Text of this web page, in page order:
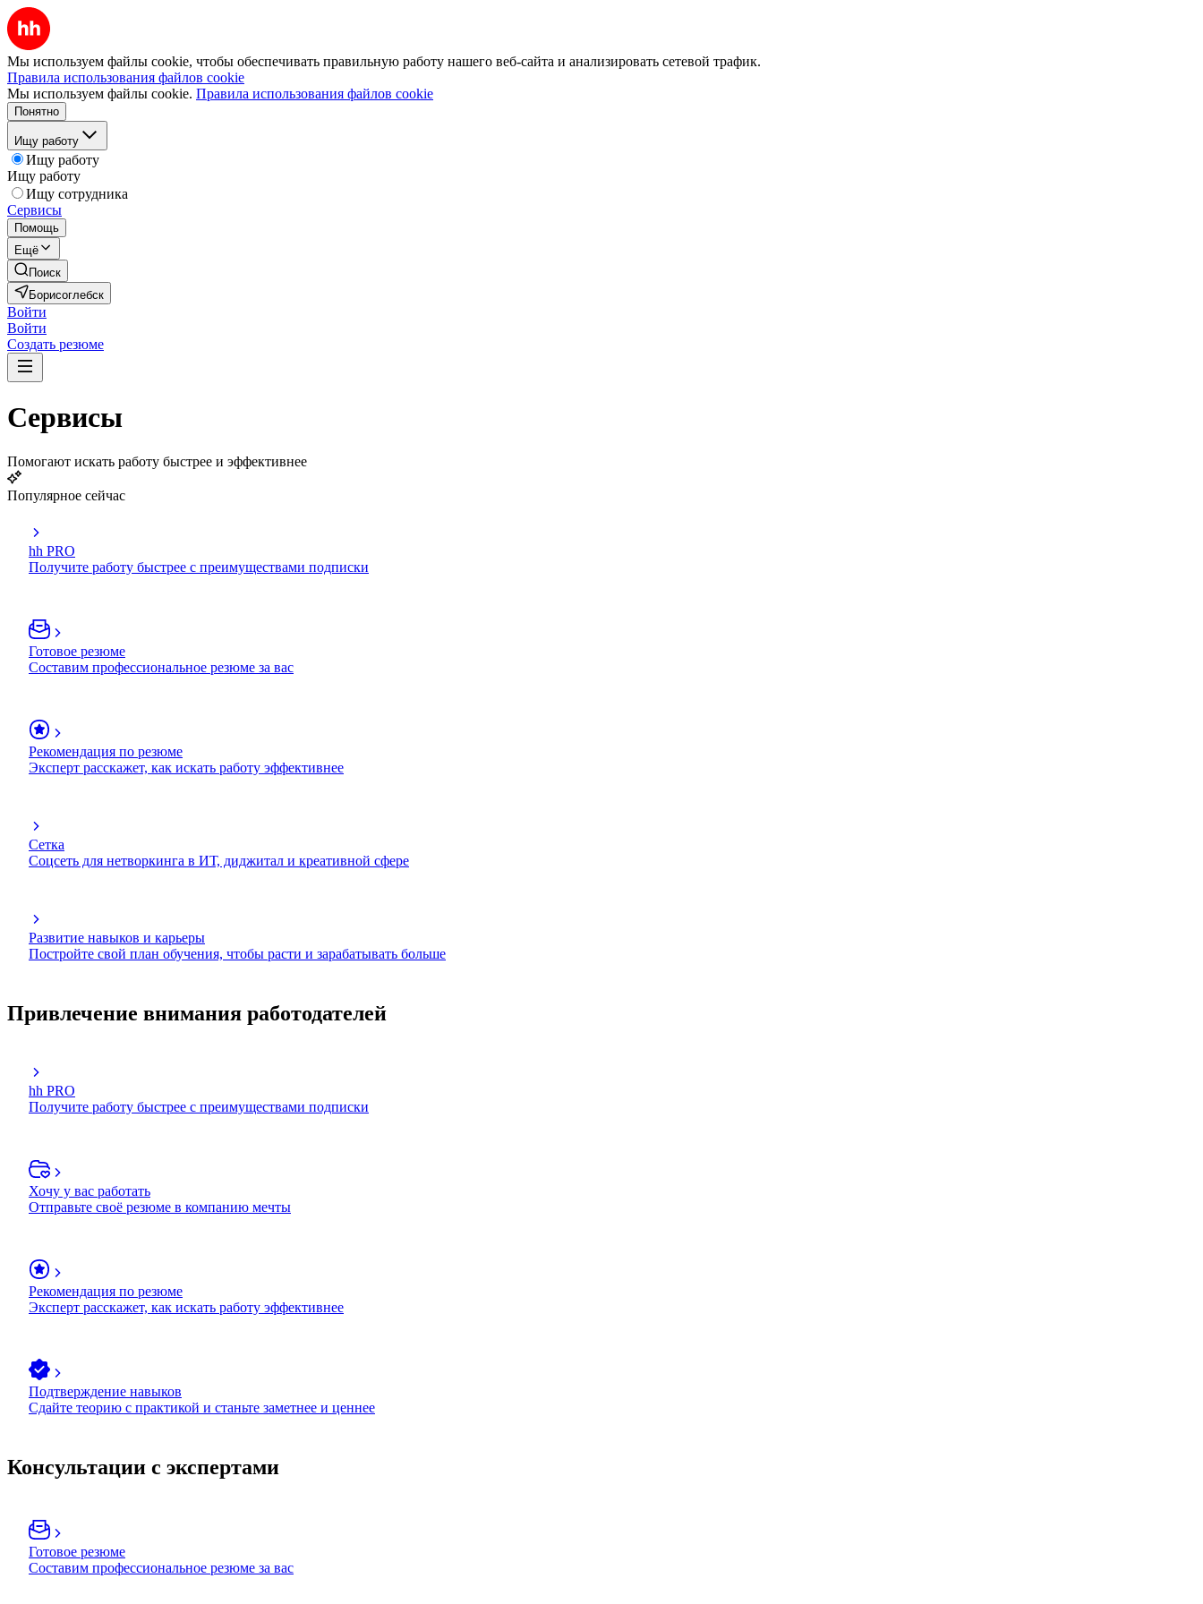
Мы используем файлы cookie, чтобы обеспечивать правильную работу нашего веб-сайта и анализировать сетевой трафик.
Правила использования файлов cookie
Мы используем файлы cookie. Правила использования файлов cookie
Понятно
Ищу работу
Ищу работу
Ищу работу
Ищу сотрудника
Сервисы
Помощь
Ещё
Поиск
Борисоглебск
Войти
Войти
Создать резюме
Сервисы
Помогают искать работу быстрее и эффективнее
Популярное сейчас
hh PRO
Получите работу быстрее с преимуществами подписки
Готовое резюме
Составим профессиональное резюме за вас
Рекомендация по резюме
Эксперт расскажет, как искать работу эффективнее
Сетка
Соцсеть для нетворкинга в ИТ, диджитал и креативной сфере
Развитие навыков и карьеры
Постройте свой план обучения, чтобы расти и зарабатывать больше
Привлечение внимания работодателей
hh PRO
Получите работу быстрее с преимуществами подписки
Хочу у вас работать
Отправьте своё резюме в компанию мечты
Рекомендация по резюме
Эксперт расскажет, как искать работу эффективнее
Подтверждение навыков
Сдайте теорию с практикой и станьте заметнее и ценнее
Консультации с экспертами
Готовое резюме
Составим профессиональное резюме за вас